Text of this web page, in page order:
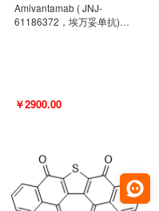
Amivantamab ( JNJ-
61186372，埃万妥单抗)
￥2900.00